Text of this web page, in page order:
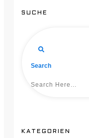
SUCHE
Search
KATEGORIEN